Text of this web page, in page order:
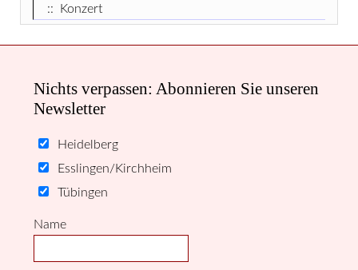
:: Konzert
Nichts verpassen: Abonnieren Sie unseren
Newsletter
Heidelberg
Esslingen/Kirchheim
Tübingen
Name